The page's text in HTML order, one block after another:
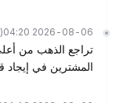
2026-08-06 04:20
(UTC)
تراجع الذهب من
المشترين في إيجاد قبول